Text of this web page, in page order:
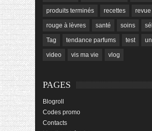
produits terminés recettes revue
rouge à lèvres santé soins
Tag tendance parfums test
video vis ma vie vlog
PAGES
Blogroll
Codes promo
Contacts